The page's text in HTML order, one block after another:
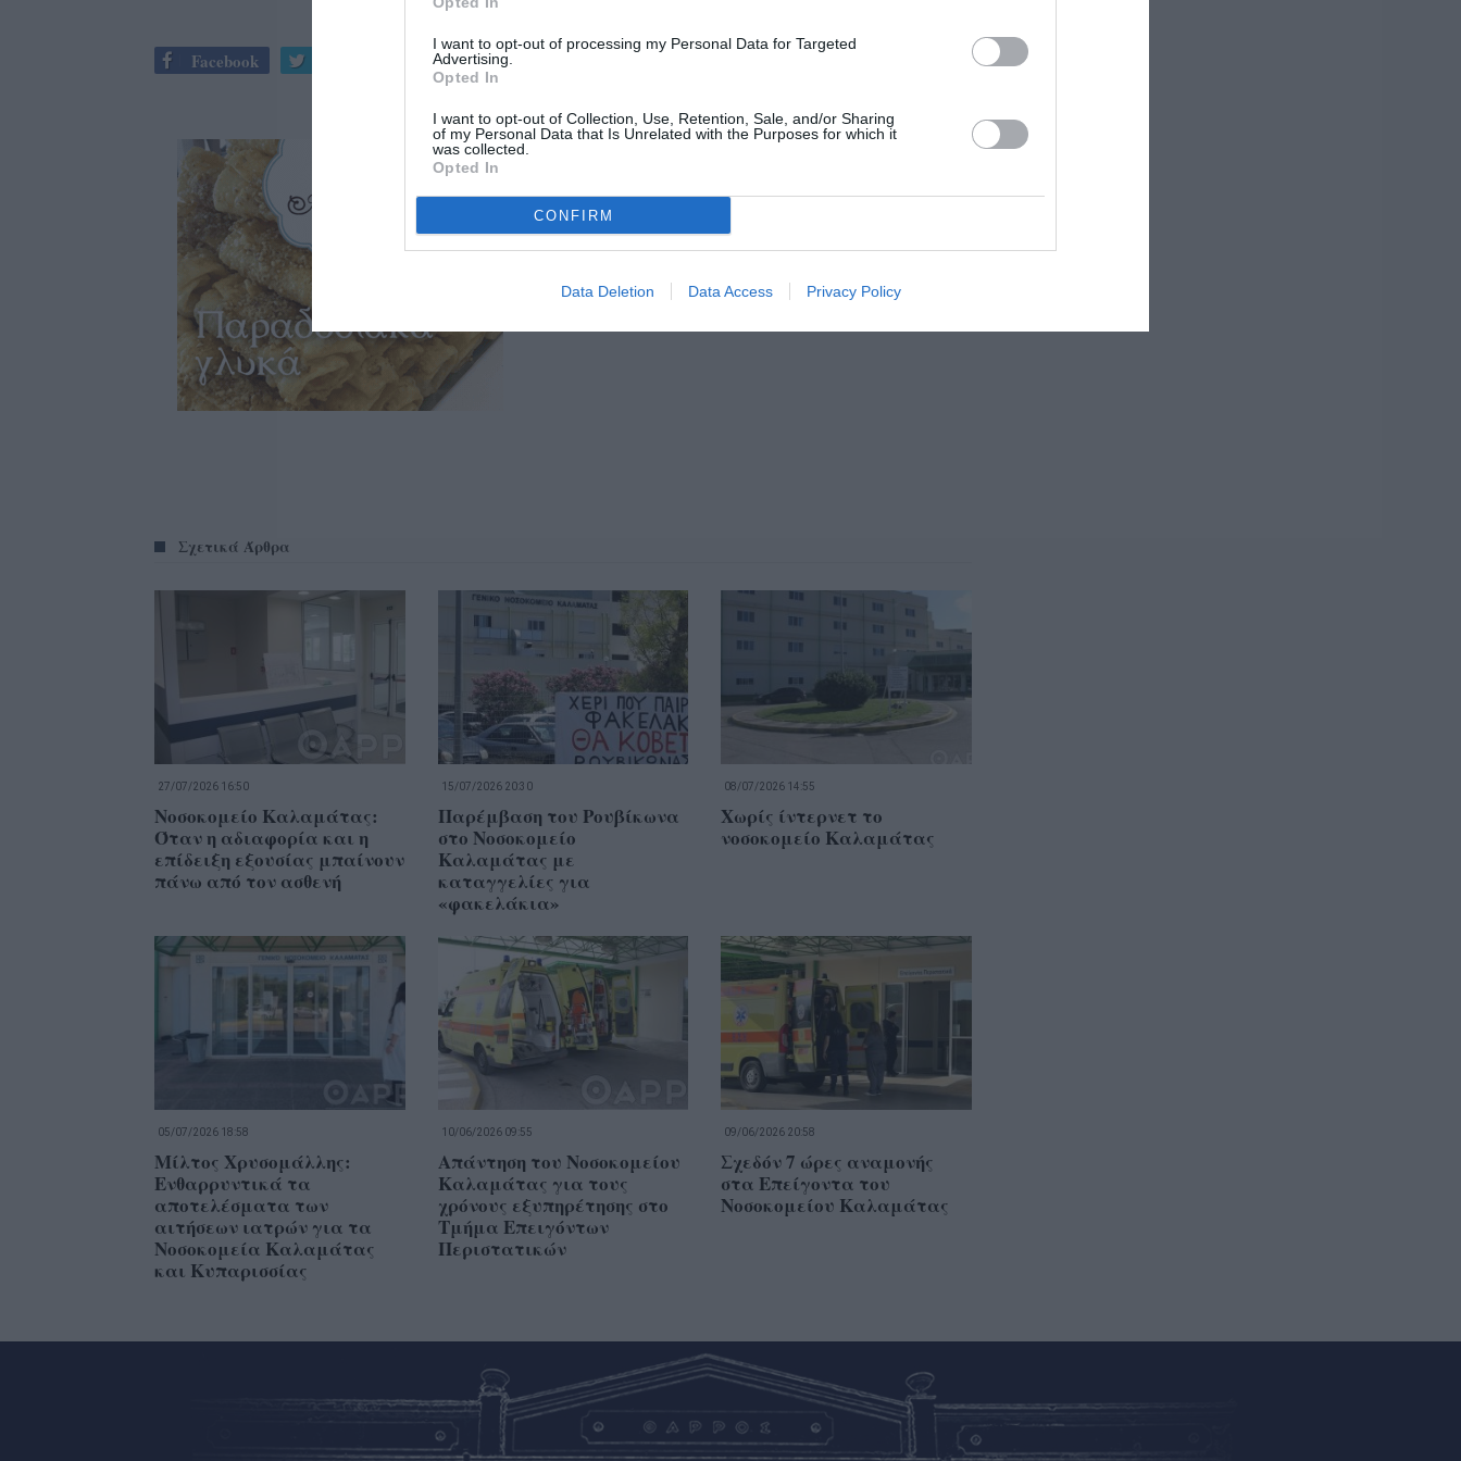
I want to opt-out of processing my Personal Data for Targeted
Advertising.
Opted In
I want to opt-out of Collection, Use, Retention, Sale, and/or Sharing
of my Personal Data that Is Unrelated with the Purposes for which it
was collected.
Opted In
CONFIRM
Data Deletion Data Access Privacy Policy
Facebook
Σχετικά Άρθρα
27/07/2026 16:50
Νοσοκομείο Καλαμάτας:
Όταν η αδιαφορία και η
επίδειξη εξουσίας μπαίνουν
πάνω από τον ασθενή
15/07/2026 20:30
Παρέμβαση του Ρουβίκωνα
στο Νοσοκομείο
Καλαμάτας με
καταγγελίες για
«φακελάκια»
08/07/2026 14:55
Χωρίς ίντερνετ το
νοσοκομείο Καλαμάτας
05/07/2026 18:58
Μίλτος Χρυσομάλλης:
Ενθαρρυντικά τα
αποτελέσματα των
αιτήσεων ιατρών για τα
Νοσοκομεία Καλαμάτας
και Κυπαρισσίας
10/06/2026 09:55
Απάντηση του Νοσοκομείου
Καλαμάτας για τους
χρόνους εξυπηρέτησης στο
Τμήμα Επειγόντων
Περιστατικών
09/06/2026 20:58
Σχεδόν 7 ώρες αναμονής
στα Επείγοντα του
Νοσοκομείου Καλαμάτας